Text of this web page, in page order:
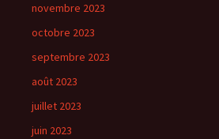
novembre 2023
octobre 2023
septembre 2023
août 2023
juillet 2023
juin 2023